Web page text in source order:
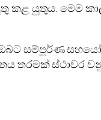
කළ යුතුය. මෙම
සම්පූර්ණ
තරමක් ස්ථාවර